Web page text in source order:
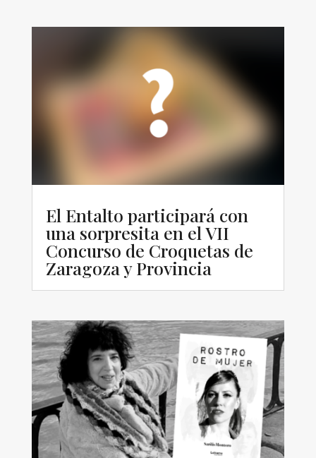
El Entalto participará con
una sorpresita en el VII
Concurso de Croquetas de
Zaragoza y Provincia